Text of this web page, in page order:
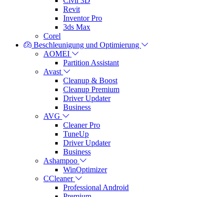
Revit
Inventor Pro
3ds Max
Corel
Beschleunigung und Optimierung
AOMEI
Partition Assistant
Avast
Cleanup & Boost
Cleanup Premium
Driver Updater
Business
AVG
Cleaner Pro
TuneUp
Driver Updater
Business
Ashampoo
WinOptimizer
CCleaner
Professional Android